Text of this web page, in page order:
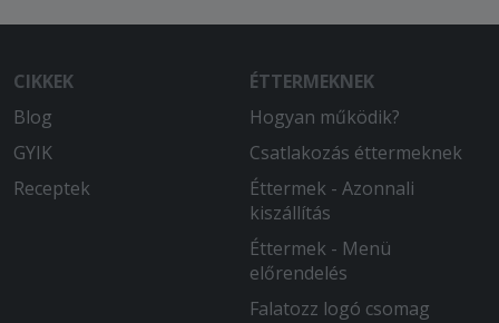
CIKKEK
Blog
GYIK
Receptek
ÉTTERMEKNEK
Hogyan működik?
Csatlakozás éttermeknek
Éttermek - Azonnali
kiszállítás
Éttermek - Menü
előrendelés
Falatozz logó csomag